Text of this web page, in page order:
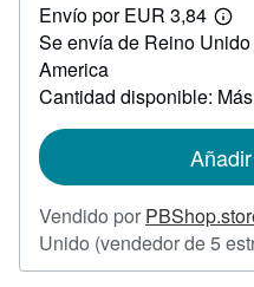
66,79
Envío por EUR 3,84
Más
Se envía de Reino
America
Cantidad disponible:
Vendido por
Unido (vendedor de 5